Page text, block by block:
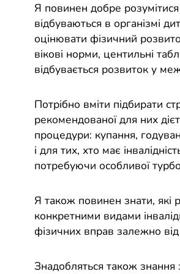
Я повинен добре розумітися
відбуваються в організмі
оцінювати фізичний
вікові норми, центильні
відбувається розвиток у
Потрібно вміти підбирати
рекомендованої для них
процедури: купання,
і для тих, хто має
потребуючи особливої
Я також повинен знати, які
конкретними видами
фізичних вправ залежно
Знадобляться також знання